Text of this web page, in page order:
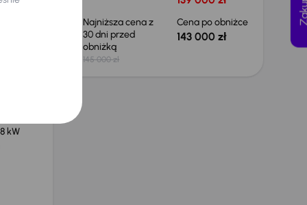
Najniższa cena z
30 dni przed
obniżką
145 000 zł
Cena po obniżce
143 000 zł
kW